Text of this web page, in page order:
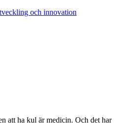
och innovation
att ha kul är medicin. Och det har